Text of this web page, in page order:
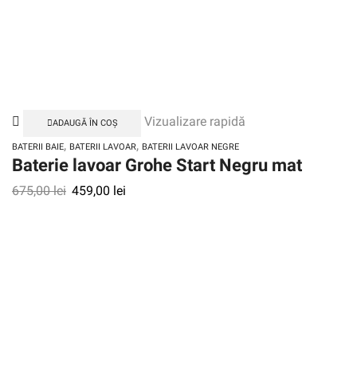
ADAUGĂ ÎN COȘ Vizualizare rapidă
BATERII BAIE, BATERII LAVOAR, BATERII LAVOAR NEGRE
Baterie lavoar Grohe Start Negru mat
675,00lei 459,00 lei